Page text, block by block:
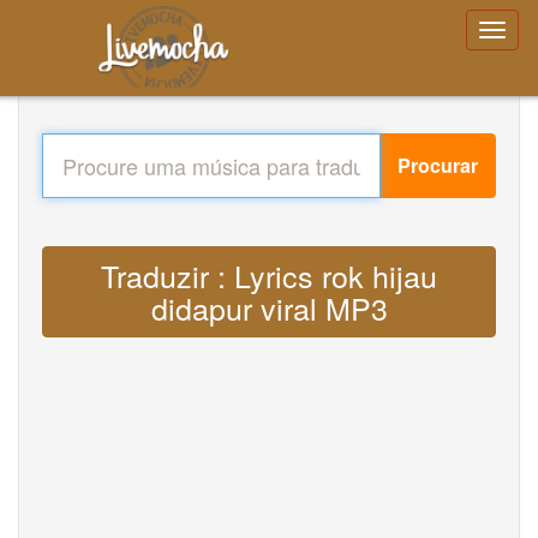
Procurar
Traduzir : Lyrics rok hijau
didapur viral MP3